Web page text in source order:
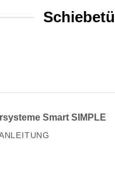
Smart SIMPLE